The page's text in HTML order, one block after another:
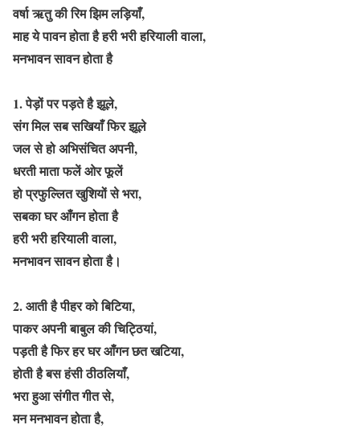
वर्षा ऋतु की रिम झिम लड़ियाँ,
माह ये पावन होता है हरी भरी हरियाली वाला,
मनभावन सावन होता है
1. पेड़ों पर पड़ते है झूले,
संग मिल सब सखियाँ फिर झूले
जल से हो अभिसंचित अपनी,
धरती माता फलें ओर फूलें
हो प्रफुल्लित खुशियों से भरा,
सबका घर आँगन होता है
हरी भरी हरियाली वाला,
मनभावन सावन होता है।
2. आती है पीहर को बिटिया,
पाकर अपनी बाबुल की चिट्ठियां,
पड़ती है फिर हर घर आँगन छत खटिया,
होती है बस हंसी ठीठलियाँ,
भरा हुआ संगीत गीत से,
मन मनभावन होता है,